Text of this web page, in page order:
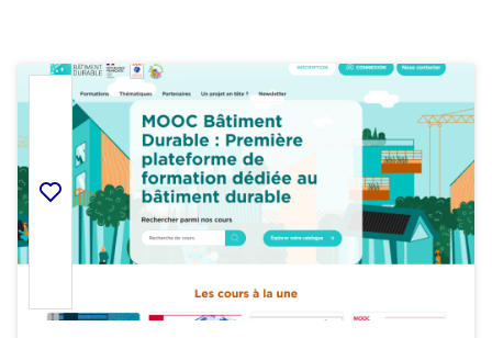
Ajouter la ressource aux favoris